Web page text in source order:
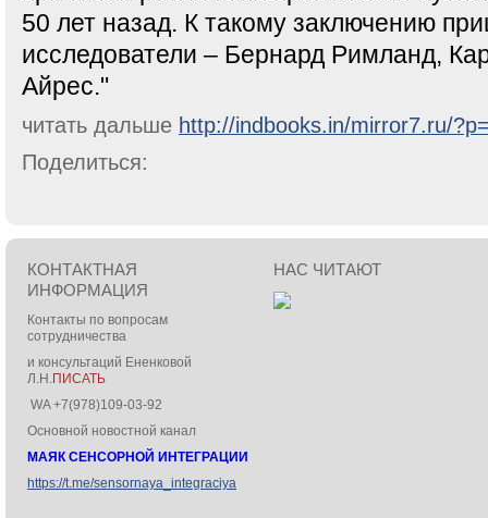
50 лет назад. К такому заключению
исследователи – Бернард Римланд,
Айрес."
читать дальше http://indbooks.in/mirror7.ru/
Поделиться:
КОНТАКТНАЯ
ИНФОРМАЦИЯ
Контакты по вопросам
сотрудничества
и консультаций Ененковой
Л.Н.ПИСАТЬ
WA +7(978)109-03-92
Основной новостной канал
МАЯК СЕНСОРНОЙ ИНТЕГРАЦИИ
https://t.me/sensornaya_integraciya
НАС ЧИТАЮТ